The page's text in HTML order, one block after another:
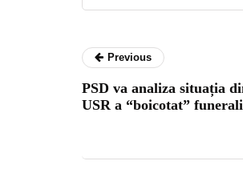
Previous
PSD va analiza situația
USR a “boicotat”